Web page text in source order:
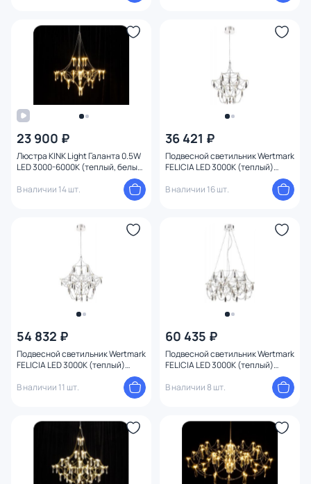
23 900 ₽
Люстра KINK Light Галанта 0.5W
LED 3000-6000К (теплый, белый,
В наличии 14 шт.
36 421 ₽
Подвесной светильник Wertmark
FELICIA LED 3000К (теплый)
В наличии 16 шт.
54 832 ₽
Подвесной светильник Wertmark
FELICIA LED 3000К (теплый)
В наличии 11 шт.
60 435 ₽
Подвесной светильник Wertmark
FELICIA LED 3000К (теплый)
В наличии 8 шт.